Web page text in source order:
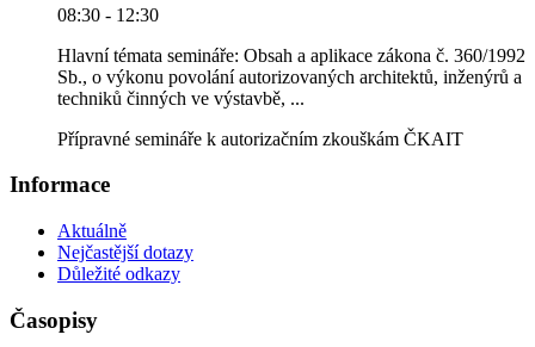
08:30 - 12:30
Hlavní témata semináře: Obsah a aplikace zákona č. 360/1992
Sb., o výkonu povolání autorizovaných architektů, inženýrů a
techniků činných ve výstavbě, ...
Přípravné semináře k autorizačním zkouškám ČKAIT
Informace
Aktuálně
Nejčastější dotazy
Důležité odkazy
Časopisy